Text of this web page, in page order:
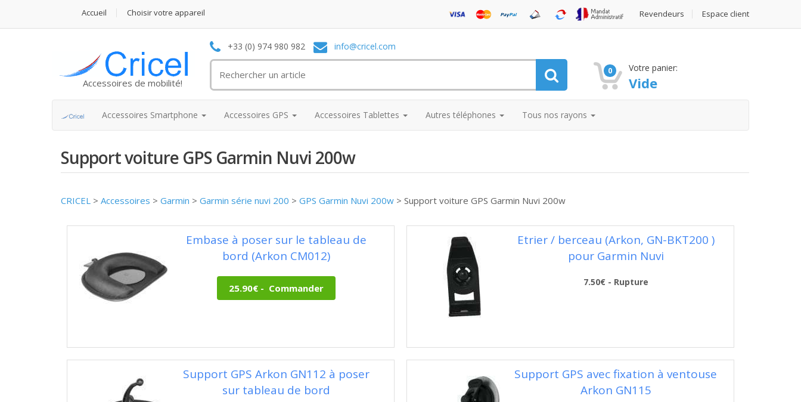
Accueil Choisir votre appareil Revendeurs Espace client
Accessoires de mobilité!
+33 (0) 974 980 982 info@cricel.com
0 Votre panier:
Vide
Accessoires Smartphone Accessoires GPS Accessoires Tablettes Autres téléphones Tous nos rayons
Support voiture GPS Garmin Nuvi 200w
CRICEL > Accessoires > Garmin > Garmin série nuvi 200 > GPS Garmin Nuvi 200w > Support voiture GPS Garmin Nuvi 200w
Embase à poser sur le tableau de
bord (Arkon CM012)
Etrier / berceau (Arkon, GN-BKT200 )
pour Garmin Nuvi
7.50€ - Rupture
Support GPS Arkon GN112 à poser
sur tableau de bord
Support GPS avec fixation à ventouse
Arkon GN115